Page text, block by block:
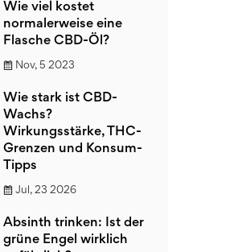
Wie viel kostet
normalerweise eine
Flasche CBD-Öl?
Nov, 5 2023
Wie stark ist CBD-
Wachs?
Wirkungsstärke, THC-
Grenzen und Konsum-
Tipps
Jul, 23 2026
Absinth trinken: Ist der
grüne Engel wirklich